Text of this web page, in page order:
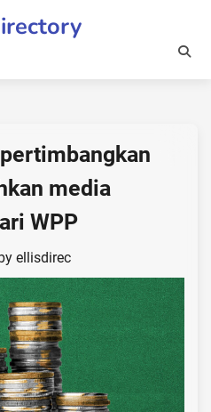
media
WPP
ellisdirec